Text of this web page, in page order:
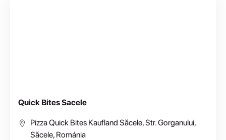
Quick Bites Sacele
Pizza Quick Bites Kaufland Săcele, Str. Gorganului,
Săcele, Románia